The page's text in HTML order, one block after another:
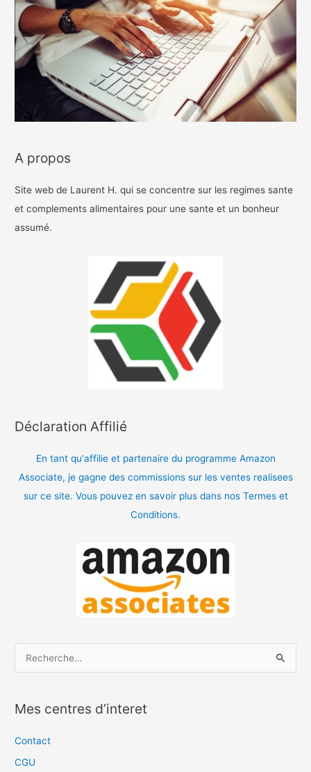
A propos
Site web de Laurent H. qui se concentre sur les regimes sante
et complements alimentaires pour une sante et un bonheur
assumé.
Déclaration Affilié
En tant qu'affilie et partenaire du programme Amazon
Associate, je gagne des commissions sur les ventes realisees
sur ce site. Vous pouvez en savoir plus dans nos Termes et
Conditions.
h
e
Mes centres d’interet
Contact
CGU